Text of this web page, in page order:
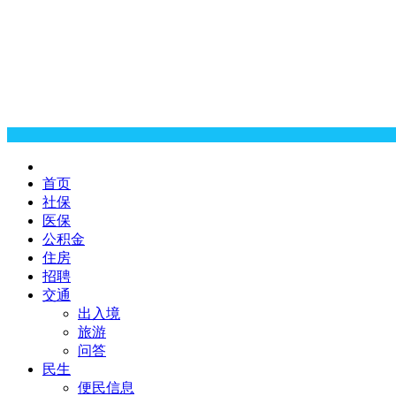
首页
社保
医保
公积金
住房
招聘
交通
出入境
旅游
问答
民生
便民信息